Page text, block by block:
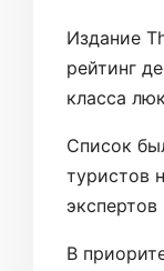
Издание
рейтинг
класса
Список
туристов
В